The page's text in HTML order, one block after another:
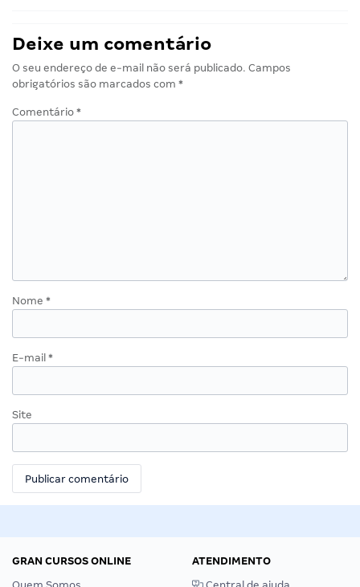
Deixe um comentário
O seu endereço de e-mail não será publicado. Campos
obrigatórios são marcados com *
Comentário *
Nome *
E-mail *
Site
GRAN CURSOS ONLINE
ATENDIMENTO